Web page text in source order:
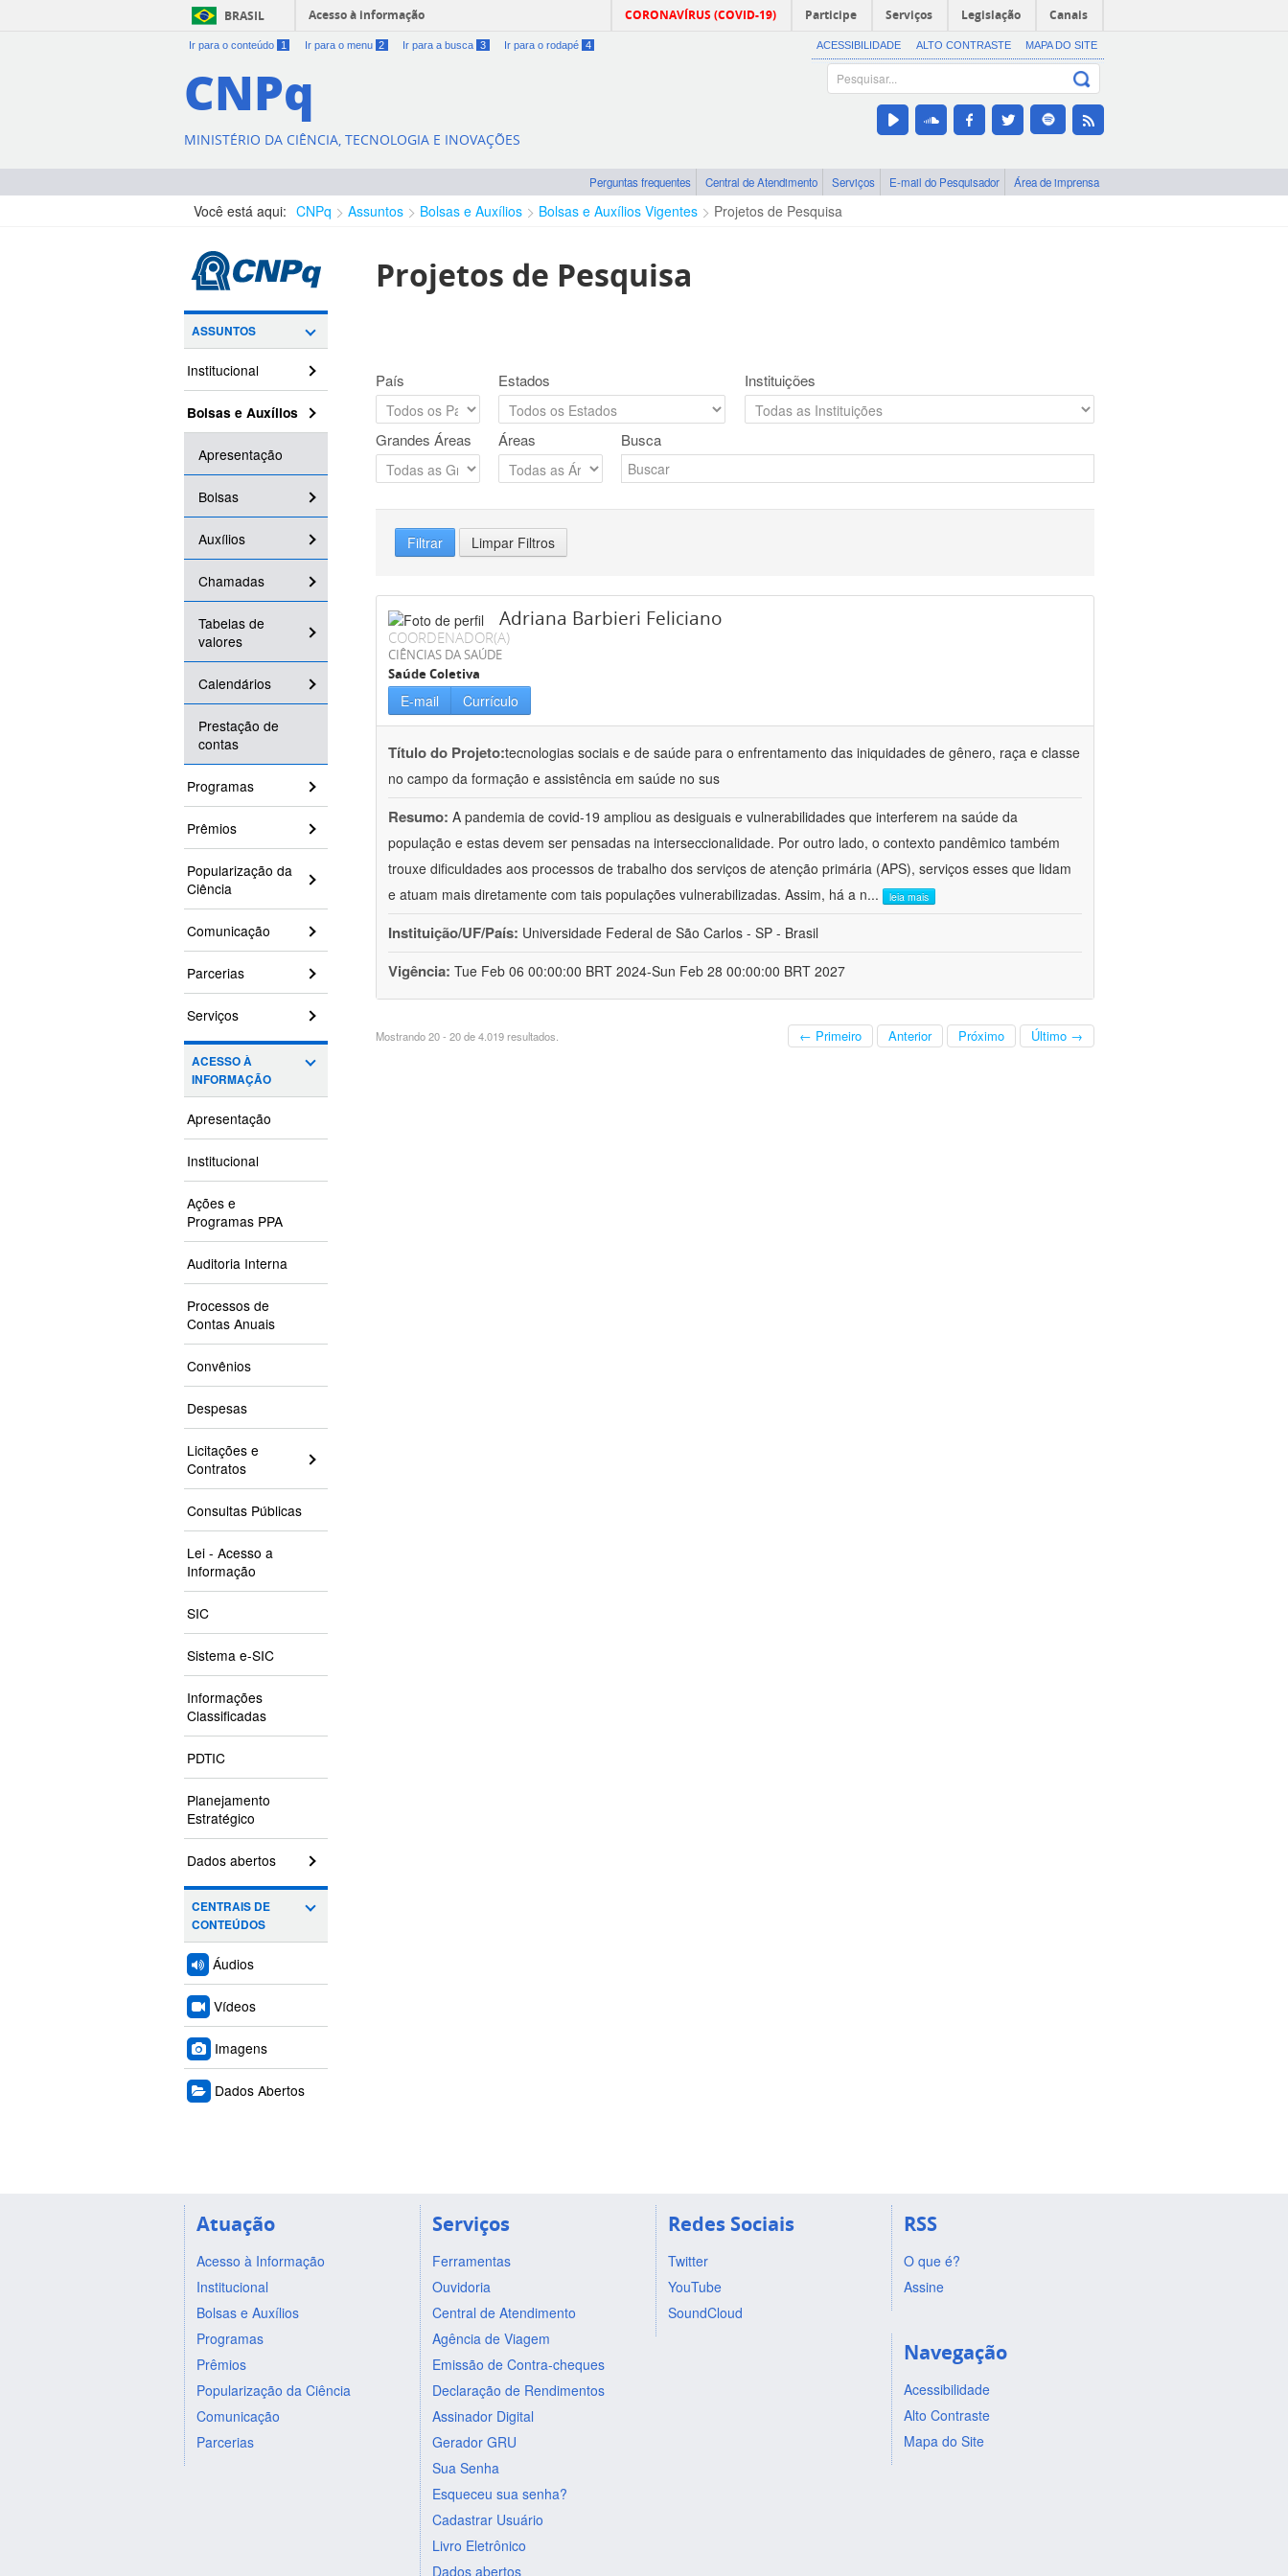
BRASIL Acesso à informação CORONAVÍRUS (COVID-19) Participe Serviços Legislação Canais
Ir para o conteúdo 1 Ir para o menu 2 Ir para a busca 3 Ir para o rodapé 4 ACESSIBILIDADE ALTO CONTRASTE MAPA DO SITE
CNPq
MINISTÉRIO DA CIÊNCIA, TECNOLOGIA E INOVAÇÕES
Perguntas frequentes Central de Atendimento Serviços E-mail do Pesquisador Área de imprensa
Você está aqui: CNPq Assuntos Bolsas e Auxílios Bolsas e Auxílios Vigentes Projetos de Pesquisa
ASSUNTOS
Institucional
Bolsas e Auxílios
Apresentação
Bolsas
Auxílios
Chamadas
Tabelas de
valores
Calendários
Prestação de
contas
Programas
Prêmios
Popularização da
Ciência
Comunicação
Parcerias
Serviços
ACESSO À
INFORMAÇÃO
Apresentação
Institucional
Ações e
Programas PPA
Auditoria Interna
Processos de
Contas Anuais
Convênios
Despesas
Licitações e
Contratos
Consultas Públicas
Lei - Acesso a
Informação
SIC
Sistema e-SIC
Informações
Classificadas
PDTIC
Planejamento
Estratégico
Dados abertos
CENTRAIS DE
CONTEÚDOS
Áudios
Vídeos
Imagens
Dados Abertos
Projetos de Pesquisa
País Estados Instituições
Grandes Áreas Áreas Busca
Filtrar Limpar Filtros
Adriana Barbieri Feliciano
COORDENADOR(A)
CIÊNCIAS DA SAÚDE
Saúde Coletiva
E-mail Currículo
Título do Projeto:tecnologias sociais e de saúde para o enfrentamento das iniquidades de gênero, raça e classe
no campo da formação e assistência em saúde no sus
Resumo: A pandemia de covid-19 ampliou as desiguais e vulnerabilidades que interferem na saúde da
população e estas devem ser pensadas na interseccionalidade. Por outro lado, o contexto pandêmico também
trouxe dificuldades aos processos de trabalho dos serviços de atenção primária (APS), serviços esses que lidam
e atuam mais diretamente com tais populações vulnerabilizadas. Assim, há a n... leia mais
Instituição/UF/País: Universidade Federal de São Carlos - SP - Brasil
Vigência: Tue Feb 06 00:00:00 BRT 2024-Sun Feb 28 00:00:00 BRT 2027
Mostrando 20 - 20 de 4.019 resultados. ← Primeiro Anterior Próximo Último →
Atuação
Acesso à Informação
Institucional
Bolsas e Auxílios
Programas
Prêmios
Popularização da Ciência
Comunicação
Parcerias
Serviços
Ferramentas
Ouvidoria
Central de Atendimento
Agência de Viagem
Emissão de Contra-cheques
Declaração de Rendimentos
Assinador Digital
Gerador GRU
Sua Senha
Esqueceu sua senha?
Cadastrar Usuário
Livro Eletrônico
Dados abertos
Redes Sociais
Twitter
YouTube
SoundCloud
RSS
O que é?
Assine
Navegação
Acessibilidade
Alto Contraste
Mapa do Site